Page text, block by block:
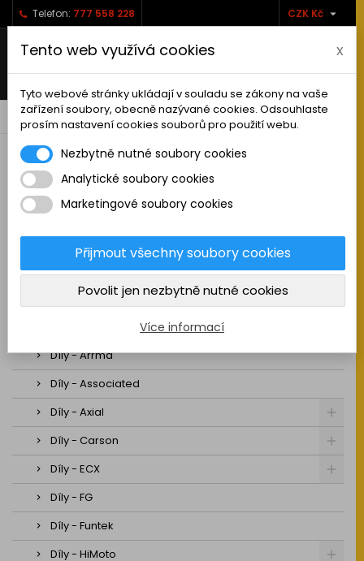
Telefon: 777 558 228 CZK Kč 
   shopping_cart0
RC AUTA
Sestavená auta elektro
Stavebnice aut elektro
Auta na spalovací motor
Náhradní díly
Díly - Arrma
Díly - Associated
Díly - Axial
Díly - Carson
Díly - ECX
Díly - FG
Díly - Funtek
Díly - HiMoto
Tento web využívá cookies x
Tyto webové stránky ukládají v souladu se zákony na vaše
zařízení soubory, obecně nazývané cookies. Odsouhlaste
prosím nastavení cookies souborů pro použití webu.
Nezbytně nutné soubory cookies
Analytické soubory cookies
Marketingové soubory cookies
Přijmout všechny soubory cookies
Povolit jen nezbytně nutné cookies
Více informací